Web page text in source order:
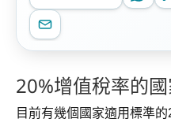
20%增值稅率的
目前有幾個國家適用標準的